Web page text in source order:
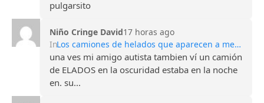
pulgarsito
Niño Cringe David17 horas ago
In
Los camiones de helados que aparecen a medianoche: la oscura leyenda de los niños desaparecidos
una ves mi amigo autista tambien ví un camión
de ELADOS en la oscuridad estaba en la noche
en. su...